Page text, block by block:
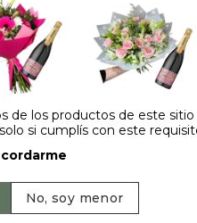
de los productos de este
si cumplís con este